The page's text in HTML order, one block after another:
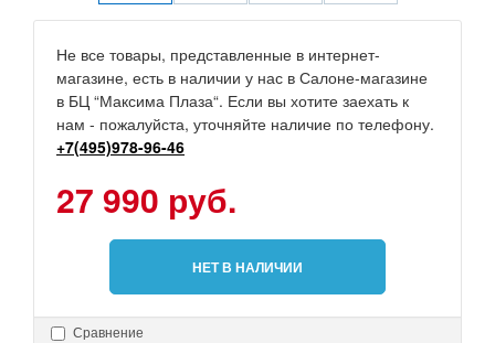
Не все товары, представленные в интернет-
магазине, есть в наличии у нас в Салоне-магазине
в БЦ “Максима Плаза“. Если вы хотите заехать к
нам - пожалуйста, уточняйте наличие по телефону.
+7(495)978-96-46
27 990 руб.
НЕТ В НАЛИЧИИ
Сравнение